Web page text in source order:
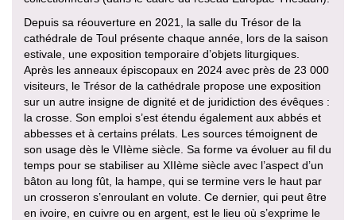
Depuis sa réouverture en 2021, la salle du Trésor de la
cathédrale de Toul présente chaque année, lors de la saison
estivale, une exposition temporaire d’objets liturgiques.
Après les anneaux épiscopaux en 2024 avec près de 23 000
visiteurs, le Trésor de la cathédrale propose une exposition
sur un autre insigne de dignité et de juridiction des évêques :
la crosse. Son emploi s’est étendu également aux abbés et
abbesses et à certains prélats. Les sources témoignent de
son usage dès le VIIème siècle. Sa forme va évoluer au fil du
temps pour se stabiliser au XIIème siècle avec l’aspect d’un
bâton au long fût, la hampe, qui se termine vers le haut par
un crosseron s’enroulant en volute. Ce dernier, qui peut être
en ivoire, en cuivre ou en argent, est le lieu où s’exprime le